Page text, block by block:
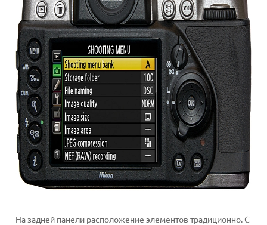
На задней панели расположение элементов традиционно. С